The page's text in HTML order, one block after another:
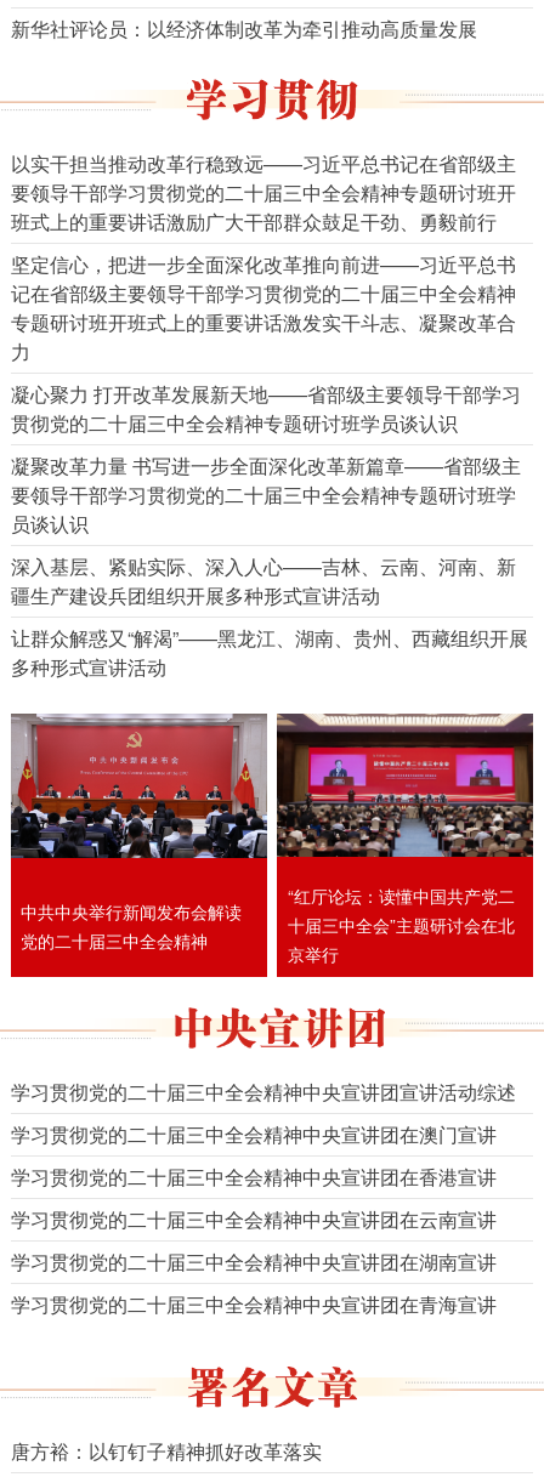
新华社评论员：以经济体制改革为牵引推动高质量发展
以实干担当推动改革行稳致远——习近平总书记在省部级主
要领导干部学习贯彻党的二十届三中全会精神专题研讨班开
班式上的重要讲话激励广大干部群众鼓足干劲、勇毅前行
坚定信心，把进一步全面深化改革推向前进——习近平总书
记在省部级主要领导干部学习贯彻党的二十届三中全会精神
专题研讨班开班式上的重要讲话激发实干斗志、凝聚改革合
力
凝心聚力 打开改革发展新天地——省部级主要领导干部学习
贯彻党的二十届三中全会精神专题研讨班学员谈认识
凝聚改革力量 书写进一步全面深化改革新篇章——省部级主
要领导干部学习贯彻党的二十届三中全会精神专题研讨班学
员谈认识
深入基层、紧贴实际、深入人心——吉林、云南、河南、新
疆生产建设兵团组织开展多种形式宣讲活动
让群众解惑又“解渴”——黑龙江、湖南、贵州、西藏组织开展
多种形式宣讲活动
中共中央举行新闻发布会解读
党的二十届三中全会精神
“红厅论坛：读懂中国共产党二
十届三中全会”主题研讨会在北
京举行
学习贯彻党的二十届三中全会精神中央宣讲团宣讲活动综述
学习贯彻党的二十届三中全会精神中央宣讲团在澳门宣讲
学习贯彻党的二十届三中全会精神中央宣讲团在香港宣讲
学习贯彻党的二十届三中全会精神中央宣讲团在云南宣讲
学习贯彻党的二十届三中全会精神中央宣讲团在湖南宣讲
学习贯彻党的二十届三中全会精神中央宣讲团在青海宣讲
唐方裕：以钉钉子精神抓好改革落实